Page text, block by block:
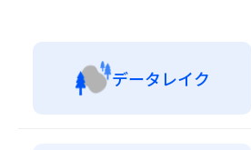
データレイク